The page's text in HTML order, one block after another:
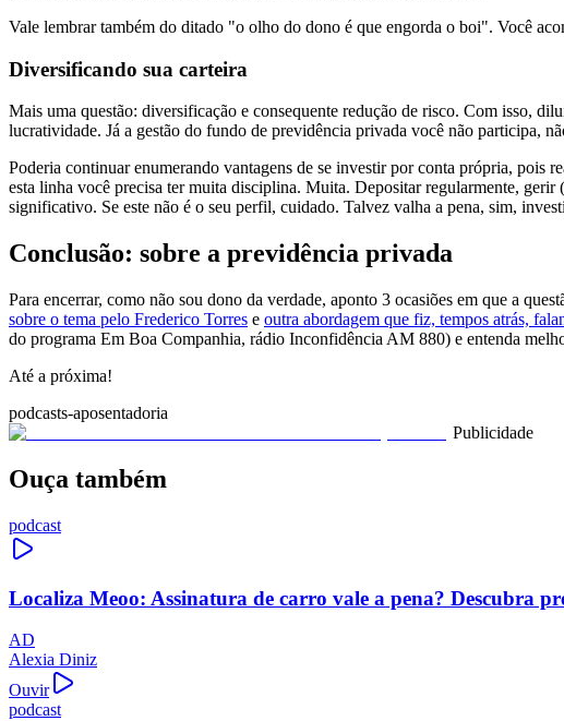
Vale lembrar também do ditado "o olho do dono é que engorda o boi". Você
Diversificando sua carteira
Mais uma questão: diversificação e consequente redução de risco. Com isso,
lucratividade. Já a gestão do fundo de previdência privada você não participa,
Poderia continuar enumerando vantagens de se investir por conta própria, pois
esta linha você precisa ter muita disciplina. Muita. Depositar regularmente,
significativo. Se este não é o seu perfil, cuidado. Talvez valha a pena, sim,
Conclusão: sobre a previdência privada
Para encerrar, como não sou dono da verdade, aponto 3 ocasiões em que a
sobre o tema pelo Frederico Torres e outra abordagem que fiz, tempos atrás,
do programa Em Boa Companhia, rádio Inconfidência AM 880) e entenda
Até a próxima!
podcasts-aposentadoria
Publicidade
Ouça também
podcast
Localiza Meoo: Assinatura de carro vale a pena? Descubra
AD
Alexia Diniz
Ouvir
podcast